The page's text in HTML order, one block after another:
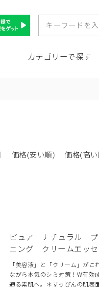
カテゴリーで探す
価格(安い順) 価格(高い
ピュア ナチュラル
ニング クリームエッセ
「美容液」と「クリーム」が
ながら本気のシミ対策！W有効
通る素肌へ。＊すっぴんの肌表